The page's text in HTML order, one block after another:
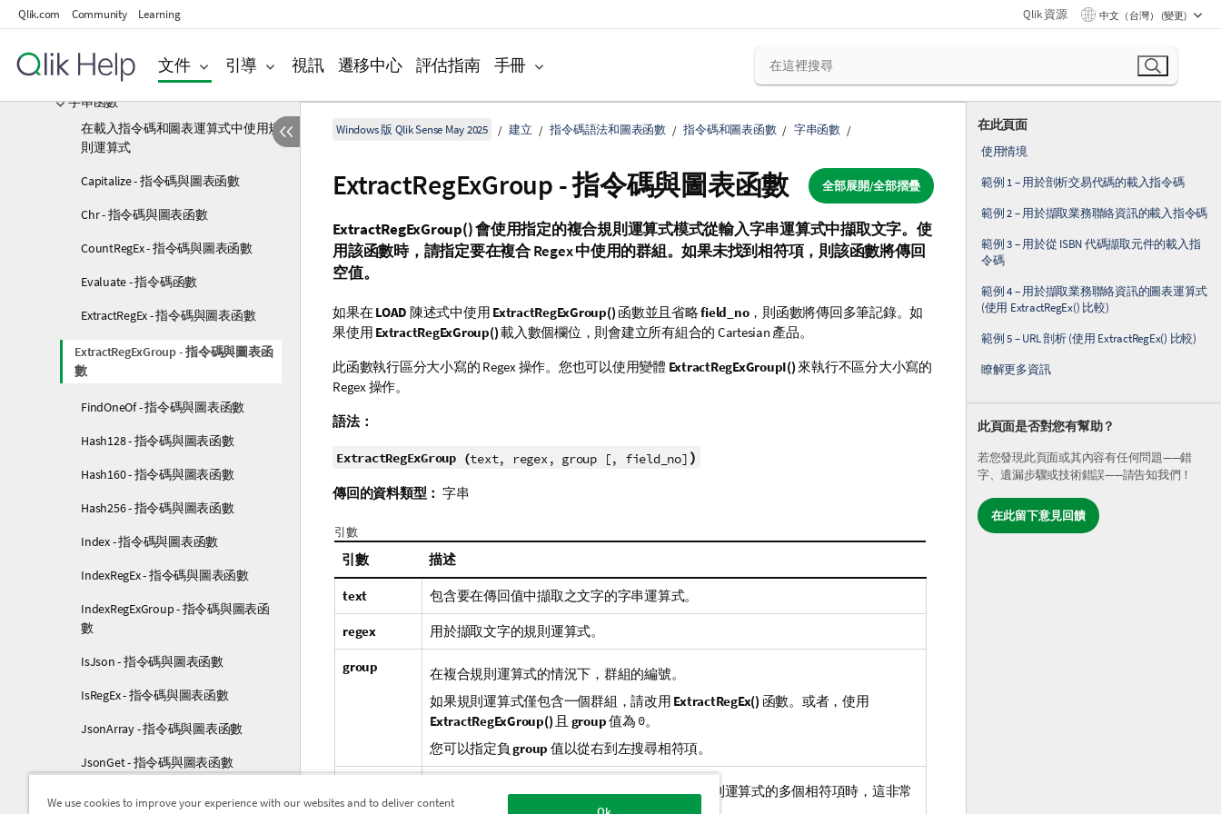
Qlik.com Community Learning Qlik 資源 中文（台灣） (變更)
文件 引導 視訊 遷移中心 評估指南 手冊
關係函數
統計分布函數
字串函數
在載入指令碼和圖表運算式中使用規
則運算式
Capitalize - 指令碼與圖表函數
Chr - 指令碼與圖表函數
CountRegEx - 指令碼與圖表函數
Evaluate - 指令碼函數
ExtractRegEx - 指令碼與圖表函數
ExtractRegExGroup - 指令碼與圖表函
數
FindOneOf - 指令碼與圖表函數
Hash128 - 指令碼與圖表函數
Hash160 - 指令碼與圖表函數
Hash256 - 指令碼與圖表函數
Index - 指令碼與圖表函數
IndexRegEx - 指令碼與圖表函數
IndexRegExGroup - 指令碼與圖表函
數
IsJson - 指令碼與圖表函數
IsRegEx - 指令碼與圖表函數
JsonArray - 指令碼與圖表函數
JsonGet - 指令碼與圖表函數
JsonObject - 指令碼與圖表函數
在此頁面
使用情境
範例 1 – 用於剖析交易代碼的載入指令碼
範例 2 – 用於擷取業務聯絡資訊的載入指令碼
範例 3 – 用於從 ISBN 代碼擷取元件的載入指
令碼
範例 4 – 用於擷取業務聯絡資訊的圖表運算式
(使用 ExtractRegEx() 比較)
範例 5 – URL 剖析 (使用 ExtractRegEx() 比較)
瞭解更多資訊
此頁面是否對您有幫助？
若您發現此頁面或其內容有任何問題——錯
字、遺漏步驟或技術錯誤——請告知我們！
在此留下意見回饋
Windows 版 Qlik Sense May 2025 建立 指令碼語法和圖表函數 指令碼和圖表函數 字串函數
全部展開/全部摺疊
ExtractRegExGroup - 指令碼與圖表函數
ExtractRegExGroup()會使用指定的複合規則運算式模式從輸入字串運算式中擷取文字。使
用該函數時，請指定要在複合 Regex 中使用的群組。如果未找到相符項，則該函數將傳回
空值。
如果在 LOAD 陳述式中使用 ExtractRegExGroup() 函數並且省略field_no，則函數將傳回多筆記錄。如
果使用 ExtractRegExGroup()載入數個欄位，則會建立所有組合的 Cartesian 產品。
此函數執行區分大小寫的 Regex 操作。您也可以使用變體 ExtractRegExGroupI()來執行不區分大小寫的
Regex 操作。
語法：
ExtractRegExGroup (text, regex, group [, field_no] )
傳回的資料類型： 字串
引數
引數 描述
text 包含要在傳回值中擷取之文字的字串運算式。
regex 用於擷取文字的規則運算式。
group
在複合規則運算式的情況下，群組的編號。
如果規則運算式僅包含一個群組，請改用 ExtractRegEx() 函數。或者，使用
ExtractRegExGroup() 且 group值為 0。
您可以指定負group 值以從右到左搜尋相符項。
要擷取之相符項的編號。當可能在文字中找到規則運算式的多個相符項時，這非常
We use cookies to improve your experience with our websites and to deliver content